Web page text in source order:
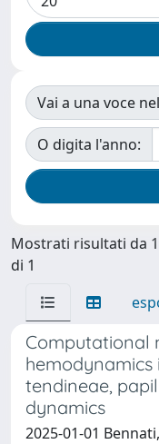
Vai a una voce
O digita l'anno:
Mostrati risultati da 1
di 1
Computational
tendineae,
dynamics
2025-01-01